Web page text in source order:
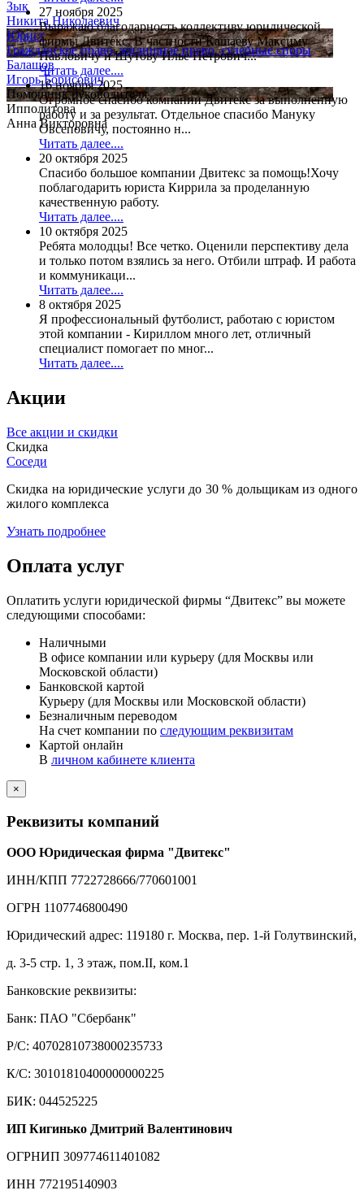
Зык
Никита Николаевич
Юрист
Гражданское право, жилищное право, судебные споры
Балашов
Игорь Борисович
Помощник руководителя
Ипполитова
Анна Викторовна
27 ноября 2025
Выражаю благодарность коллективу юридической
фирмы Двитекс. В частности Кашаеву Максиму
Павловичу и Шутову Илье Петрович...
Читать далее....
16 ноября 2025
Огромное спасибо компании Двитекс за выполненную
работу и за результат. Отдельное спасибо Мануку
Овсеповичу, постоянно н...
Читать далее....
20 октября 2025
Спасибо большое компании Двитекс за помощь!Хочу
поблагодарить юриста Киррила за проделанную
качественную работу.
Читать далее....
10 октября 2025
Ребята молодцы! Все четко. Оценили перспективу дела
и только потом взялись за него. Отбили штраф. И работа
и коммуникаци...
Читать далее....
8 октября 2025
Я профессиональный футболист, работаю с юристом
этой компании - Кириллом много лет, отличный
специалист помогает по мног...
Читать далее....
Акции
Все акции и скидки
Скидка
Соседи
Скидка на юридические услуги до 30 % дольщикам из одного
жилого комплекса
Узнать подробнее
Оплата услуг
Оплатить услуги юридической фирмы “Двитекс” вы можете
следующими способами:
Наличными
В офисе компании или курьеру (для Москвы или
Московской области)
Банковской картой
Курьеру (для Москвы или Московской области)
Безналичным переводом
На счет компании по следующим реквизитам
Картой онлайн
В личном кабинете клиента
×
Реквизиты компаний
ООО Юридическая фирма "Двитекс"
ИНН/КПП 7722728666/770601001
ОГРН 1107746800490
Юридический адрес: 119180 г. Москва, пер. 1-й Голутвинский,
д. 3-5 стр. 1, 3 этаж, пом.II, ком.1
Банковские реквизиты:
Банк: ПАО "Сбербанк"
Р/С: 40702810738000235733
К/С: 30101810400000000225
БИК: 044525225
ИП Кигинько Дмитрий Валентинович
ОГРНИП 309774611401082
ИНН 772195140903